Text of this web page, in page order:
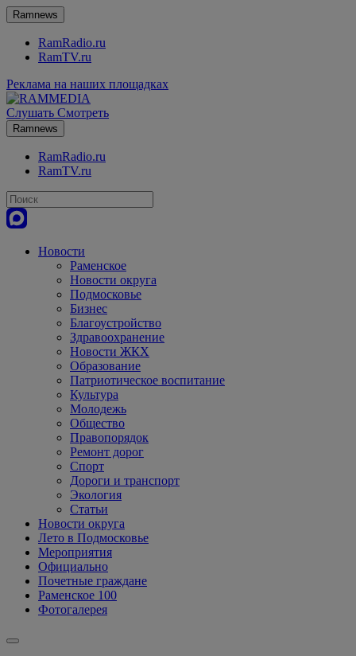
Ramnews
RamRadio.ru
RamTV.ru
Реклама на наших площадках
Слушать Смотреть
Ramnews
RamRadio.ru
RamTV.ru
Новости
Раменское
Новости округа
Подмосковье
Бизнес
Благоустройство
Здравоохранение
Новости ЖКХ
Образование
Патриотическое воспитание
Культура
Молодежь
Общество
Правопорядок
Ремонт дорог
Спорт
Дороги и транспорт
Экология
Статьи
Новости округа
Лето в Подмосковье
Мероприятия
Официально
Почетные граждане
Раменское 100
Фотогалерея